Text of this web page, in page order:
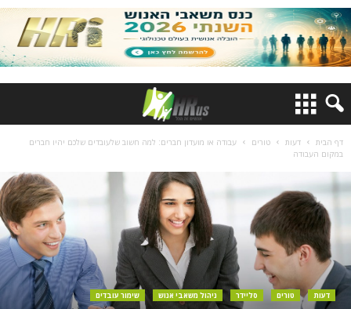
דף הבית דעות טורים
עבודה או מועדון חברים: למה חשוב שלעובדים שלכם יהיו חברים
במקום העבודה
דעות טורים סליידר ניהול משאבי אנוש שימור עובדים